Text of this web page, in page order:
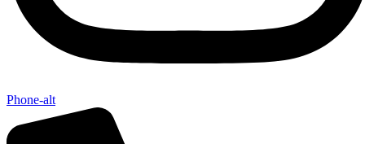
Phone-alt